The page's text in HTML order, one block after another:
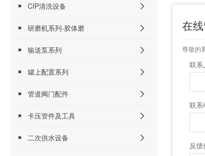
CIP清洗设备
研磨机系列-胶体磨
输送泵系列
罐上配置系列
管道阀门配件
卡压管件及工具
二次供水设备
在
尊敬的
联系
联系
反馈